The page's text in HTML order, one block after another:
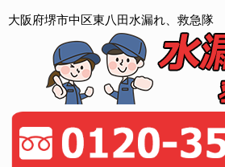
大阪府堺市中区東八田水漏れ、救急隊